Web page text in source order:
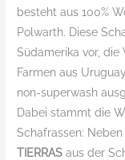
besteht aus 100%
Polwarth. Diese
Südamerika vor,
Farmen aus
non-superwash
Dabei stammt die
Schafrassen:
TIERRAS aus der